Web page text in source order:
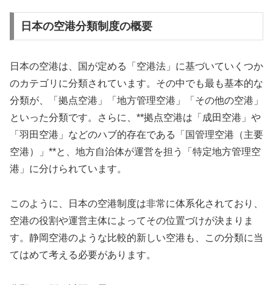
日本の空港分類制度の概要
日本の空港は、国が定める「空港法」に基づいていくつか
のカテゴリに分類されています。その中でも最も基本的な
分類が、「拠点空港」「地方管理空港」「その他の空港」
といった分類です。さらに、**拠点空港は「成田空港」や
「羽田空港」などのハブ的存在である「国管理空港（主要
空港）」**と、地方自治体が運営を担う「特定地方管理空
港」に分けられています。
このように、日本の空港制度は非常に体系化されており、
空港の役割や運営主体によってその位置づけが決まりま
す。静岡空港のような比較的新しい空港も、この分類に当
てはめて考える必要があります。